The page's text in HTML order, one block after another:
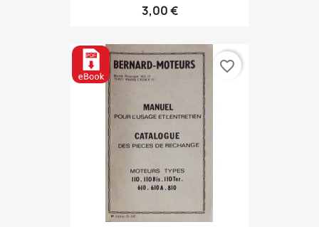
3,00 €
favorite_border